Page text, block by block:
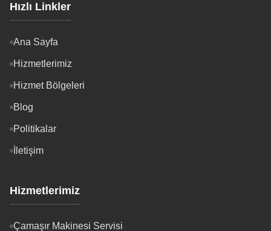
Hızlı Linkler
Ana Sayfa
Hizmetlerimiz
Hizmet Bölgeleri
Blog
Politikalar
İletişim
Hizmetlerimiz
Çamaşır Makinesi Servisi